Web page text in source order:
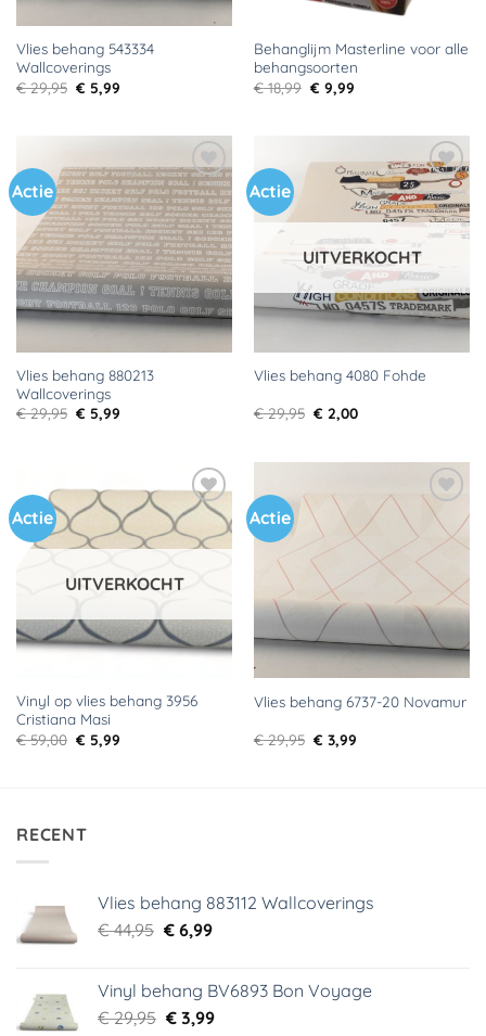
Vlies behang 543334
Wallcoverings
€29,95 Oorspronkelijke
prijs
€ 5,99Huidige
Behanglijm Masterline voor alle
behangsoorten
€18,99 Oorspronkelijke
prijs
€ 9,99Huidige
Actie
Toevoegen
aan
verlanglijst
Vlies behang 880213
Wallcoverings
€29,95 Oorspronkelijke
prijs
€ 5,99Huidige
Actie
Toevoegen
aan
verlanglijst
UITVERKOCHT
Vlies behang 4080 Fohde
€29,95 Oorspronkelijke
prijs
€ 2,00Huidige
Actie
Toevoegen
aan
verlanglijst
UITVERKOCHT
Vinyl op vlies behang 3956
Cristiana Masi
€59,00 Oorspronkelijke
prijs
€ 5,99Huidige
Actie
Toevoegen
aan
verlanglijst
Vlies behang 6737-20 Novamur
€29,95 Oorspronkelijke
prijs
€ 3,99Huidige
RECENT
Vlies behang 883112 Wallcoverings
€44,95 Oorspronkelijke
€ 44,95.
€6,99Huidige
€ 6,99.
Vinyl behang BV6893 Bon Voyage
€29,95 Oorspronkelijke
€3,99Huidige